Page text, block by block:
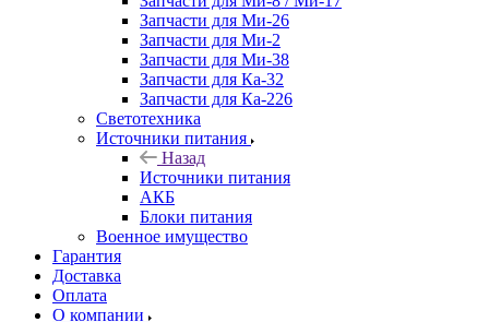
Запчасти для Ми-26
Запчасти для Ми-2
Запчасти для Ми-38
Запчасти для Ка-32
Запчасти для Ка-226
Светотехника
Источники питания
Назад
Источники питания
АКБ
Блоки питания
Военное имущество
Гарантия
Доставка
Оплата
О компании